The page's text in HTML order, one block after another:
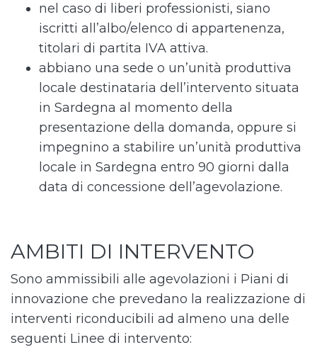
nel caso di liberi professionisti, siano
iscritti all’albo/elenco di appartenenza,
titolari di partita IVA attiva.
abbiano una sede o un’unità produttiva
locale destinataria dell’intervento situata
in Sardegna al momento della
presentazione della domanda, oppure si
impegnino a stabilire un’unità produttiva
locale in Sardegna entro 90 giorni dalla
data di concessione dell’agevolazione.
AMBITI DI INTERVENTO
Sono ammissibili alle agevolazioni i Piani di
innovazione che prevedano la realizzazione di
interventi riconducibili ad almeno una delle
seguenti Linee di intervento: